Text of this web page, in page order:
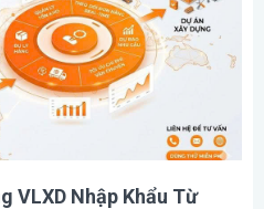
VLXD Nhập Khẩu Từ